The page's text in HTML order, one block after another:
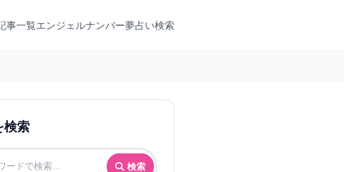
事一覧エンジェルナンバー夢占い検索
検索
検索